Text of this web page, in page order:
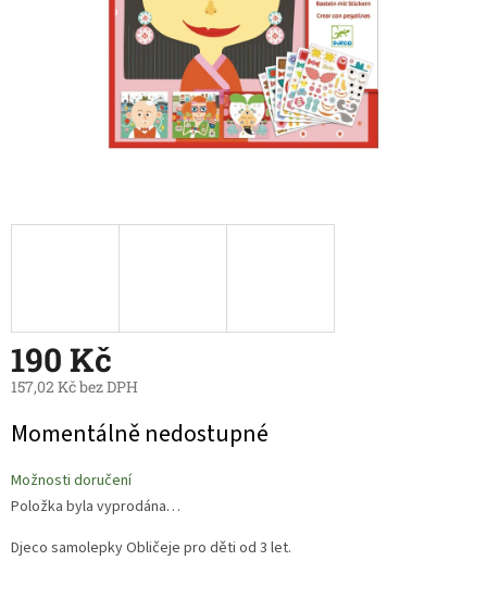
190 Kč
157,02 Kč bez DPH
cena:
Momentálně nedostupné
Možnosti doručení
Položka byla vyprodána…
Djeco samolepky Obličeje pro děti od 3 let.